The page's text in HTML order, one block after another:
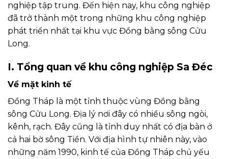
nghiệp tập trung. Đến hiện nay, khu công nghiệp
đã trở thành một trong những khu công nghiệp
phát triển nhất tại khu vực Đồng bằng sông Cửu
Long.
I. Tổng quan về khu công nghiệp Sa Đéc
Về mặt kinh tế
Đồng Tháp là một tỉnh thuộc vùng Đồng bằng
sông Cửu Long. Địa lý nơi đây có nhiều sông ngòi,
kênh, rạch. Đây cũng là tỉnh duy nhất có địa bàn ở
cả hai bờ sông Tiền. Với địa hình tự nhiên này, vào
những năm 1990, kinh tế của Đồng Tháp chủ yếu